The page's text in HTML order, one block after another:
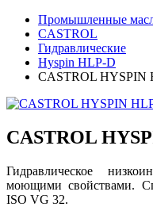
Промышленные
CASTROL
Гидравлические
Hyspin HLP-D
CASTROL HYSPIN
CASTROL
Гидравлическое
моющими свойствами.
ISO VG 32.